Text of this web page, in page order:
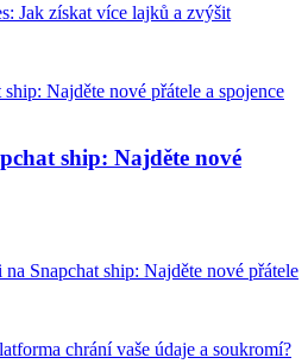
Jak získat více lajků a zvýšit
ship: Najděte nové
Snapchat ship: Najděte nové přátele